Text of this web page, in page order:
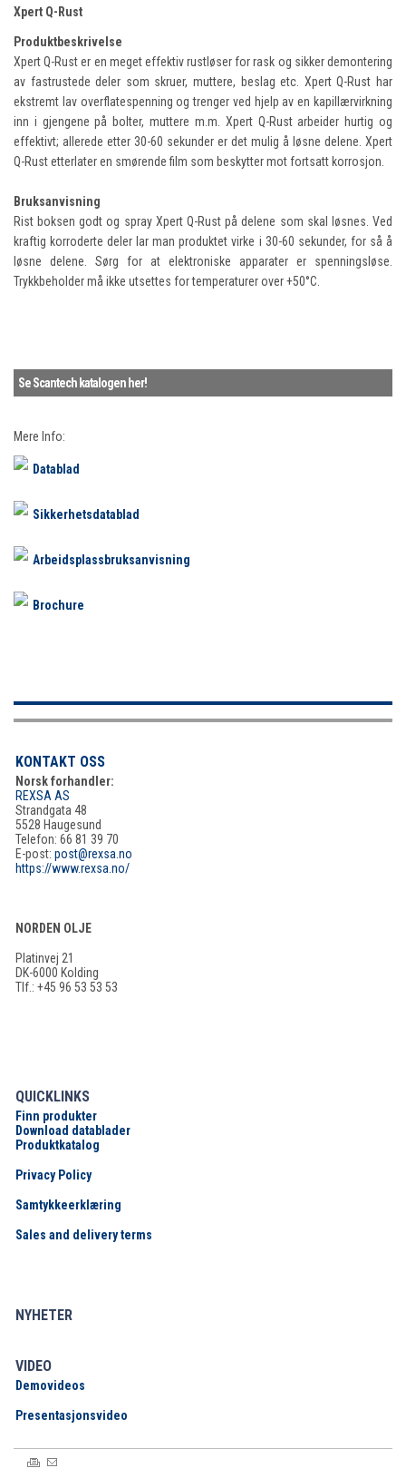
Xpert Q-Rust
Produktbeskrivelse
Xpert Q-Rust er en meget effektiv rustløser for rask og sikker demontering
av fastrustede deler som skruer, muttere, beslag etc. Xpert Q-Rust har
ekstremt lav overflatespenning og trenger ved hjelp av en kapillærvirkning
inn i gjengene på bolter, muttere m.m. Xpert Q-Rust arbeider hurtig og
effektivt; allerede etter 30-60 sekunder er det mulig å løsne delene. Xpert
Q-Rust etterlater en smørende film som beskytter mot fortsatt korrosjon.
Bruksanvisning
Rist boksen godt og spray Xpert Q-Rust på delene som skal løsnes. Ved
kraftig korroderte deler lar man produktet virke i 30-60 sekunder, for så å
løsne delene. Sørg for at elektroniske apparater er spenningsløse.
Trykkbeholder må ikke utsettes for temperaturer over +50°C.
Se Scantech katalogen her!
Mere Info:
Datablad
Sikkerhetsdatablad
Arbeidsplassbruksanvisning
Brochure
KONTAKT OSS
Norsk forhandler:
REXSA AS
Strandgata 48
5528 Haugesund
Telefon: 66 81 39 70
E-post: post@rexsa.no
https://www.rexsa.no/
NORDEN OLJE
Platinvej 21
DK-6000 Kolding
Tlf.: +45 96 53 53 53
QUICKLINKS
Finn produkter
Download datablader
Produktkatalog
Privacy Policy
Samtykkeerklæring
Sales and delivery terms
NYHETER
VIDEO
Demovideos
Presentasjonsvideo